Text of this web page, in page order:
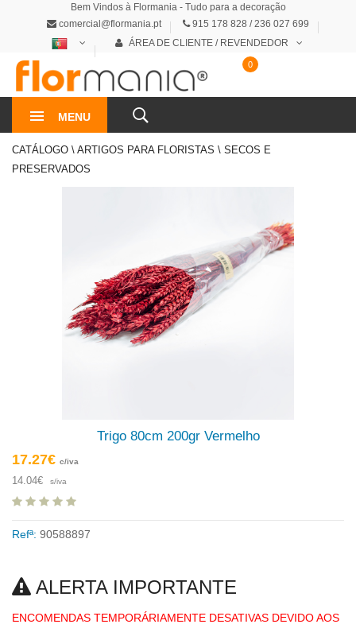
Bem Vindos à Flormania - Tudo para a decoração
comercial@flormania.pt
915 178 828 / 236 027 699
ÁREA DE CLIENTE / REVENDEDOR
MENU
0
CATÁLOGO \ ARTIGOS PARA FLORISTAS \ SECOS E
PRESERVADOS
Trigo 80cm 200gr Vermelho
17.27€ c/iva
14.04€ s/iva
Refª: 90588897
ALERTA IMPORTANTE
ENCOMENDAS TEMPORÁRIAMENTE DESATIVAS DEVIDO AOS